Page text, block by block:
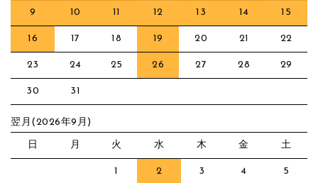
9 10 11 12 13 14 15
16 17 18 19 20 21 22
23 24 25 26 27 28 29
30 31
翌月(2026年9月)
日 月 火 水 木 金 土
1 2 3 4 5